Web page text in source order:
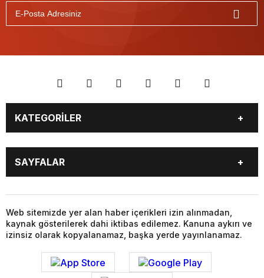
KATEGORİLER
BİYOGRAFİLER
DÜNYA
EĞİTİM
FOTO GALERİ
Genel
GÜNDEM
KÜLTÜR SANAT
MAGAZİN
SAĞLIK
SİYASET
SPOR
VİZYONDAKİLER
YAŞAM
SAYFALAR
EĞİTİM
EKONOMİ
FOTO GALERİ
Genel
GÜNDEM
KÜLTÜR SANAT
MAGAZİN
SAĞLIK
SİYASET
SPOR
Web sitemizde yer alan haber içerikleri izin alınmadan,
kaynak gösterilerek dahi iktibas edilemez. Kanuna aykırı ve
izinsiz olarak kopyalanamaz, başka yerde yayınlanamaz.